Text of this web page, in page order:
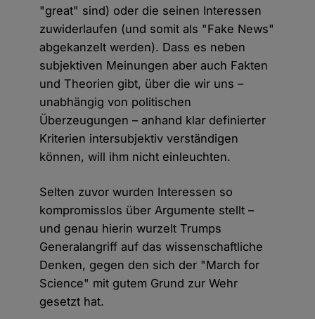
"great" sind) oder die seinen Interessen
zuwiderlaufen (und somit als "Fake News"
abgekanzelt werden). Dass es neben
subjektiven Meinungen aber auch Fakten
und Theorien gibt, über die wir uns –
unabhängig von politischen
Überzeugungen – anhand klar definierter
Kriterien intersubjektiv verständigen
können, will ihm nicht einleuchten.
Selten zuvor wurden Interessen so
kompromisslos über Argumente stellt –
und genau hierin wurzelt Trumps
Generalangriff auf das wissenschaftliche
Denken, gegen den sich der "March for
Science" mit gutem Grund zur Wehr
gesetzt hat.